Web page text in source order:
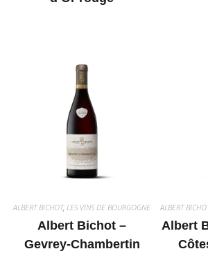
ALBERT BICHOT,LES VINS DE BOURGOGNE
Albert Bichot –
Gevrey-Chambertin
ALBERT
Albert